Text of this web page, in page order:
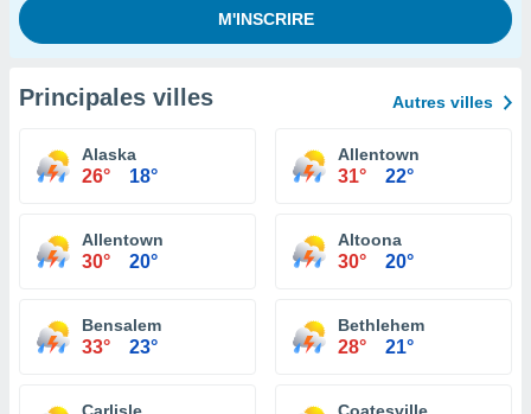
Principales villes Autres villes
Alaska
26° 18°
Allentown
31° 22°
Allentown
30° 20°
Altoona
30° 20°
Bensalem
33° 23°
Bethlehem
28° 21°